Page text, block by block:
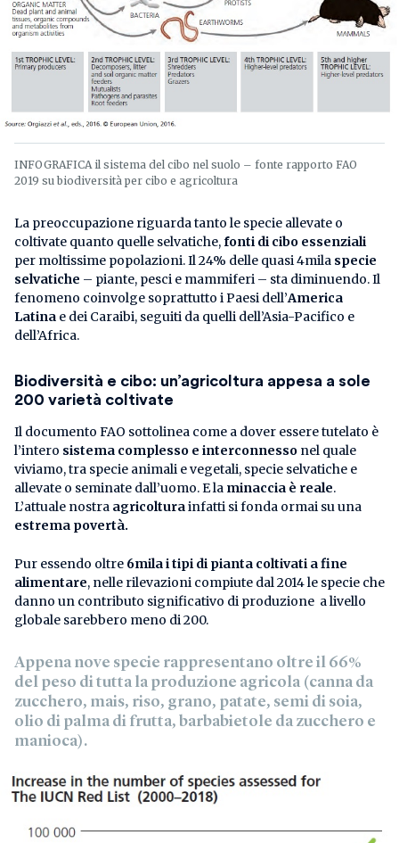
INFOGRAFICA il sistema del cibo nel suolo – fonte rapporto FAO
2019 su biodiversità per cibo e agricoltura
La preoccupazione riguarda tanto le specie allevate o
coltivate quanto quelle selvatiche,fonti di cibo essenziali
per moltissime popolazioni. Il 24% delle quasi 4mila specie
selvatiche – piante, pesci e mammiferi – sta diminuendo. Il
fenomeno coinvolge soprattutto i Paesi dell’America
Latina e dei Caraibi, seguiti da quelli dell’Asia-Pacifico e
dell’Africa.
Biodiversità e cibo: un’agricoltura appesa a sole
200 varietà coltivate
Il documento FAO sottolinea come a dover essere tutelato è
l’intero sistema complesso e interconnesso nel quale
viviamo, tra specie animali e vegetali, specie selvatiche e
allevate o seminate dall’uomo. E la minaccia è reale.
L’attuale nostra agricolturainfatti si fonda ormai su una
estrema povertà.
Pur essendo oltre 6mila i tipi di pianta coltivati a fine
alimentare, nelle rilevazioni compiute dal 2014 le specie che
danno un contributo significativo di produzione a livello
globale sarebbero meno di 200.
Appena nove specie rappresentano oltre il 66%
del peso di tutta la produzione agricola (canna da
zucchero, mais, riso, grano, patate, semi di soia,
olio di palma di frutta, barbabietole da zucchero e
manioca).